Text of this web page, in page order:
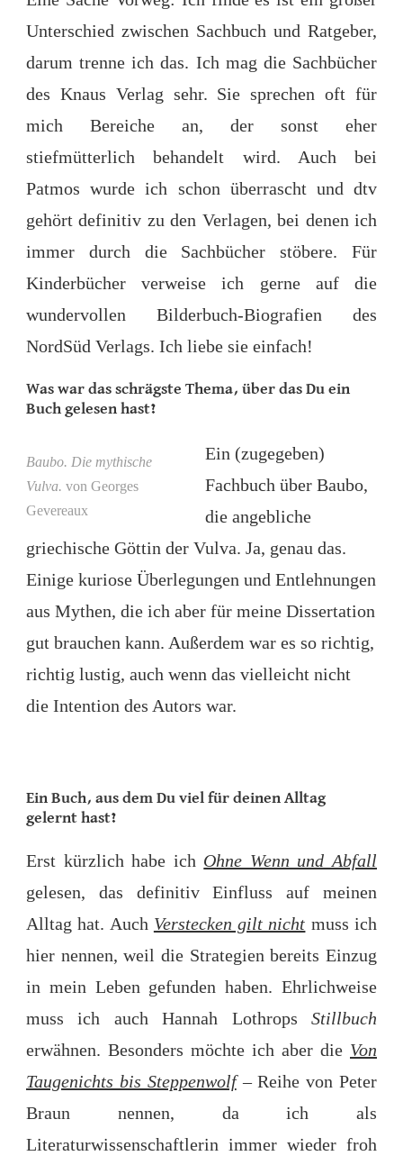
Unterschied zwischen Sachbuch und Ratgeber,
darum trenne ich das. Ich mag die Sachbücher
des Knaus Verlag sehr. Sie sprechen oft für
mich Bereiche an, der sonst eher
stiefmütterlich behandelt wird. Auch bei
Patmos wurde ich schon überrascht und dtv
gehört definitiv zu den Verlagen, bei denen ich
immer durch die Sachbücher stöbere. Für
Kinderbücher verweise ich gerne auf die
wundervollen Bilderbuch-Biografien des
NordSüd Verlags. Ich liebe sie einfach!
Was war das schrägste Thema, über das Du ein
Buch gelesen hast?
Baubo. Die mythische
Vulva. von Georges
Gevereaux
Ein (zugegeben)
Fachbuch über Baubo,
die angebliche
griechische Göttin der Vulva. Ja, genau das.
Einige kuriose Überlegungen und Entlehnungen
aus Mythen, die ich aber für meine Dissertation
gut brauchen kann. Außerdem war es so richtig,
richtig lustig, auch wenn das vielleicht nicht
die Intention des Autors war.
Ein Buch, aus dem Du viel für deinen Alltag
gelernt hast?
Erst kürzlich habe ich Ohne Wenn und Abfall
gelesen, das definitiv Einfluss auf meinen
Alltag hat. Auch Verstecken gilt nicht muss ich
hier nennen, weil die Strategien bereits Einzug
in mein Leben gefunden haben. Ehrlichweise
muss ich auch Hannah Lothrops Stillbuch
erwähnen. Besonders möchte ich aber die Von
Taugenichts bis Steppenwolf– Reihe von Peter
Braun nennen, da ich als
Literaturwissenschaftlerin immer wieder froh